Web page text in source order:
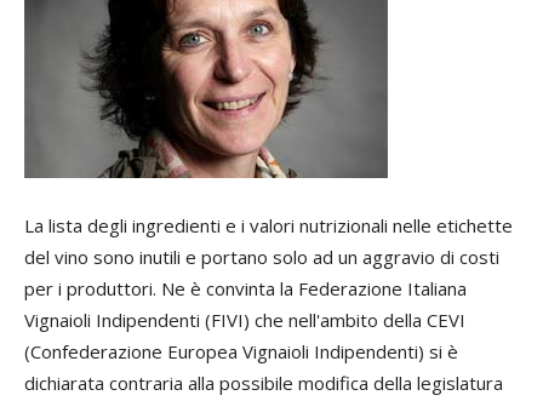
La lista degli ingredienti e i valori nutrizionali nelle etichette
del vino sono inutili e portano solo ad un aggravio di costi
per i produttori. Ne è convinta la Federazione Italiana
Vignaioli Indipendenti (FIVI) che nell'ambito della CEVI
(Confederazione Europea Vignaioli Indipendenti) si è
dichiarata contraria alla possibile modifica della legislatura